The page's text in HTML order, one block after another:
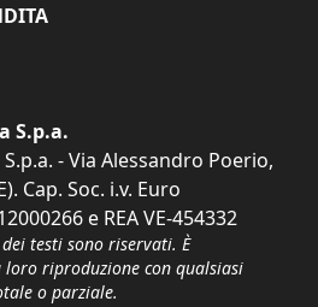
S.p.a.
- Via Alessandro Poerio,
Cap. Soc. i.v. Euro
e REA VE-454332
testi sono riservati. È
loro riproduzione con qualsiasi
o parziale.